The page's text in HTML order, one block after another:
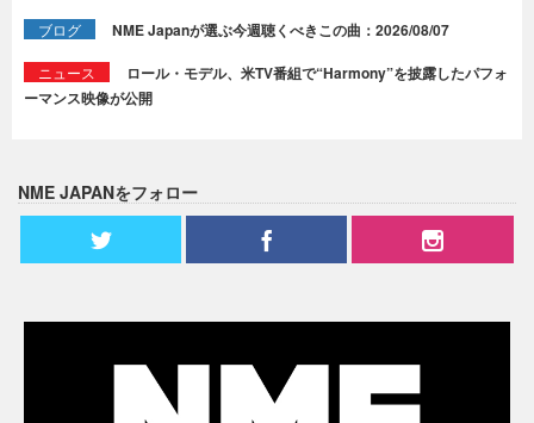
ブログ NME Japanが選ぶ今週聴くべきこの曲：2026/08/07
ニュース
ロール・モデル、米TV番組で“Harmony”を披露したパフォ
ーマンス映像が公開
NME JAPANをフォロー